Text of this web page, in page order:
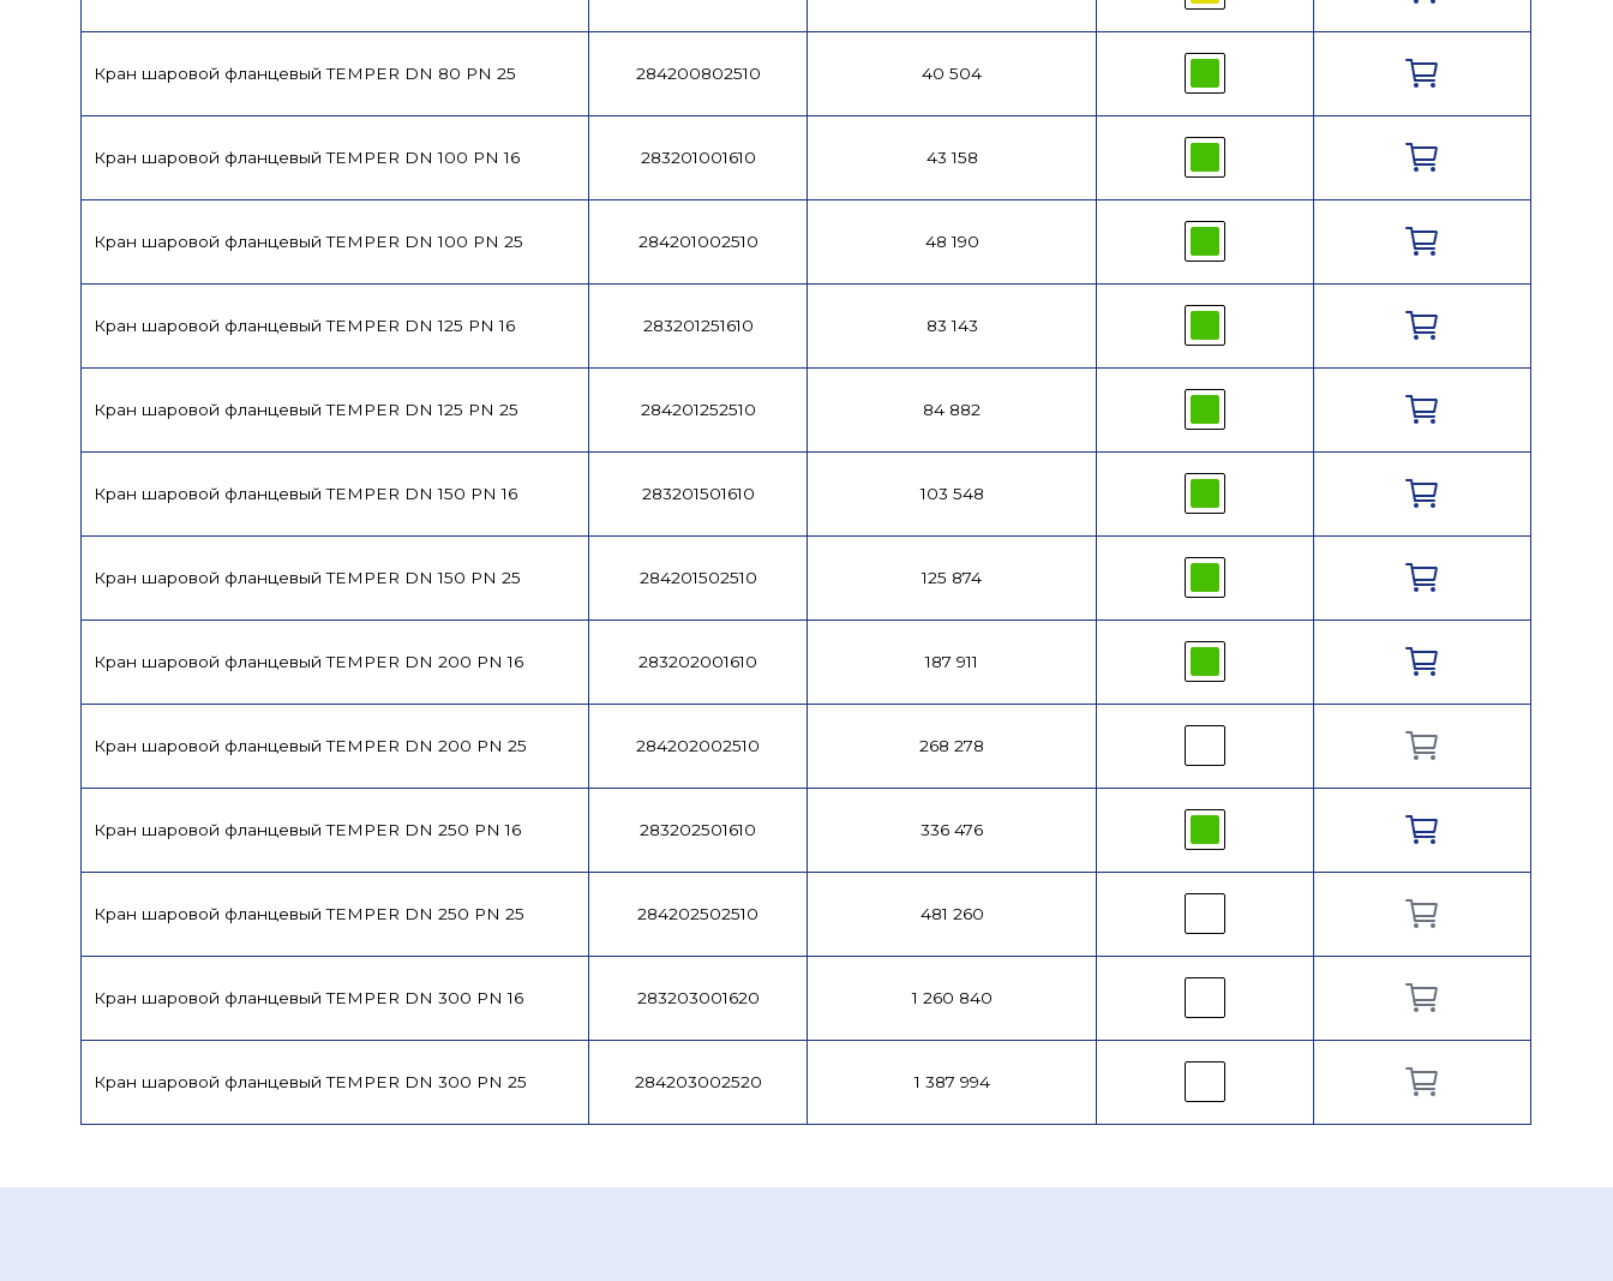
Кран шаровой фланцевый TEMPER DN 80 PN 25 284200802510 40 504
Кран шаровой фланцевый TEMPER DN 100 PN 16 283201001610 43 158
Кран шаровой фланцевый TEMPER DN 100 PN 25 284201002510 48 190
Кран шаровой фланцевый TEMPER DN 125 PN 16 283201251610 83 143
Кран шаровой фланцевый TEMPER DN 125 PN 25 284201252510 84 882
Кран шаровой фланцевый TEMPER DN 150 PN 16 283201501610 103 548
Кран шаровой фланцевый TEMPER DN 150 PN 25 284201502510 125 874
Кран шаровой фланцевый TEMPER DN 200 PN 16 283202001610 187 911
Кран шаровой фланцевый TEMPER DN 200 PN 25 284202002510 268 278
Кран шаровой фланцевый TEMPER DN 250 PN 16 283202501610 336 476
Кран шаровой фланцевый TEMPER DN 250 PN 25 284202502510 481 260
Кран шаровой фланцевый TEMPER DN 300 PN 16 283203001620 1 260 840
Кран шаровой фланцевый TEMPER DN 300 PN 25 284203002520 1 387 994